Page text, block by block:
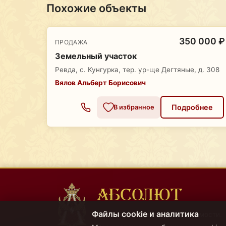
Похожие объекты
ПРОДАЖА 350 000 ₽
Земельный участок
Ревда, с. Кунгурка, тер. ур-ще Дегтяные, д. 308
Вялов Альберт Борисович
В избранное Подробнее
АБСОЛЮТ
Региональный центр недвижимости.
Файлы cookie и аналитика